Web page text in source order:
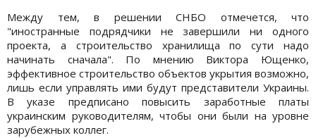
Между тем, в решении СНБО отмечется, что
"иностранные подрядчики не завершили ни одного
проекта, а строительство хранилища по сути надо
начинать сначала". По мнению Виктора Ющенко,
эффективное строительство объектов укрытия возможно,
лишь если управлять ими будут представители Украины.
В указе предписано повысить заработные платы
украинским руководителям, чтобы они были на уровне
зарубежных коллег.